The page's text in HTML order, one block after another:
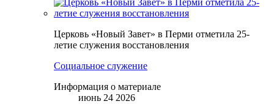
Церковь «Новый Завет» в Перми отметила 25-
летие служения восстановления
Социальное служение
Информация о материале
июнь 24 2026